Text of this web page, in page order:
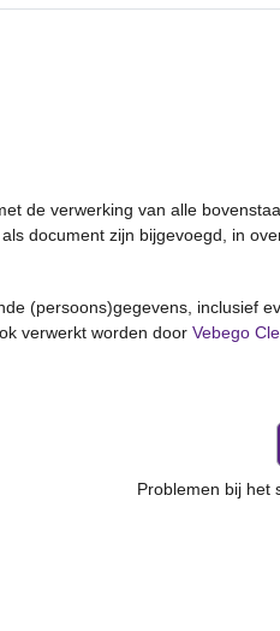
de verwerking van alle
document zijn bijgevoegd, in
(persoons)gegevens, inclusief
verwerkt worden door Vebego
Problemen bij het